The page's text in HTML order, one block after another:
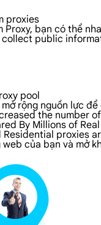
proxies
bạn có thể
public
pool
rộng nguồn lực
the number
By Millions of
Residential proxies
của bạn và mở